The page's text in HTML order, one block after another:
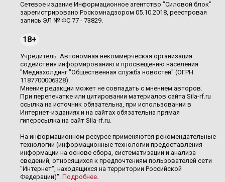
Сетевое издание Информационное агентство "Силовой блок"
зарегистрировано Роскомнадзором 05.10.2018, реестровая
запись ЭЛ № ФС 77 - 73829.
18+
Учредитель: Автономная некоммерческая организация
содействия информированию и просвещению населения
"Медиахолдинг "Общественная служба новостей" (ОГРН
1187700006328).
Мнение редакции может не совпадать с мнением авторов.
При перепечатке или цитировании материалов сайта Sila-rf.ru
ссылка на источник обязательна, при использовании в
Интернет-изданиях и на сайтах обязательна прямая
гиперссылка на сайт Sila-rf.ru.
На информационном ресурсе применяются рекомендательные
технологии (информационные технологии предоставления
информации на основе сбора, систематизации и анализа
сведений, относящихся к предпочтениям пользователей сети
"Интернет", находящихся на территории Российской
Федерации)". Подробнее.